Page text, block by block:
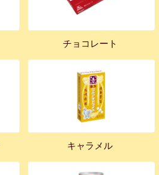
チョコレート
キャラメル